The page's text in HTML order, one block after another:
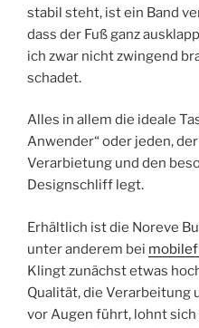
stabil steht, ist ein Band
dass der Fuß ganz
ich zwar nicht zwingend
schadet.
Alles in allem die ideale
Anwender“ oder jeden,
Verarbietung und den
Designschliff legt.
Erhältlich ist die Noreve
unter anderem bei
Klingt zunächst etwas
Qualität, die Verarbeitung
vor Augen führt, lohnt